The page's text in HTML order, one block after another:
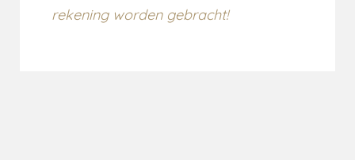
rekening worden gebracht!